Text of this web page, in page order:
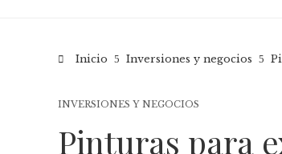
Inicio Inversiones y negocios
INVERSIONES Y NEGOCIOS
Pinturas para